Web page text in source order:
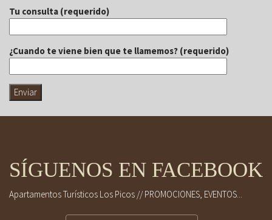
Tu consulta (requerido)
¿Cuando te viene bien que te llamemos? (requerido)
SÍGUENOS EN FACEBOOK
Apartamentos Turísticos Los Picos // PROMOCIONES, EVENTOS...